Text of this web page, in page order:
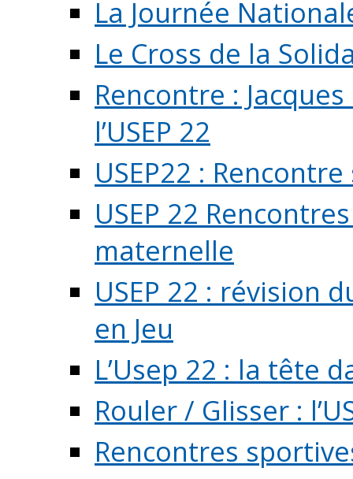
La Journée
Le Cross de la
Rencontre :
l’USEP 22
USEP22 :
USEP 22
maternelle
USEP 22 : révision
en Jeu
L’Usep 22 : la tête
Rouler / Glisser :
Rencontres